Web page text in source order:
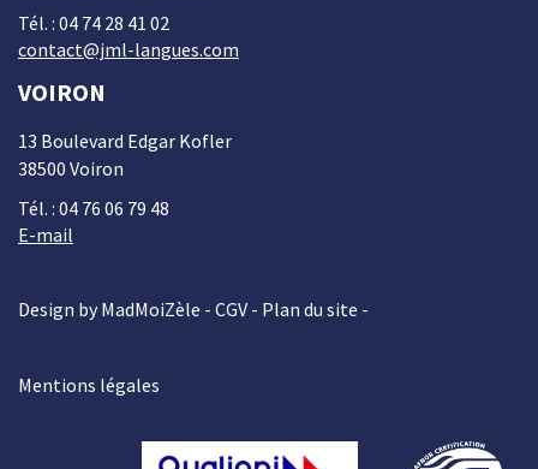
Tél. : 04 74 28 41 02
contact@jml-langues.com
VOIRON
13 Boulevard Edgar Kofler
38500 Voiron
Tél. : 04 76 06 79 48
E-mail
Design by MadMoiZèle - CGV - Plan du site -
Mentions légales